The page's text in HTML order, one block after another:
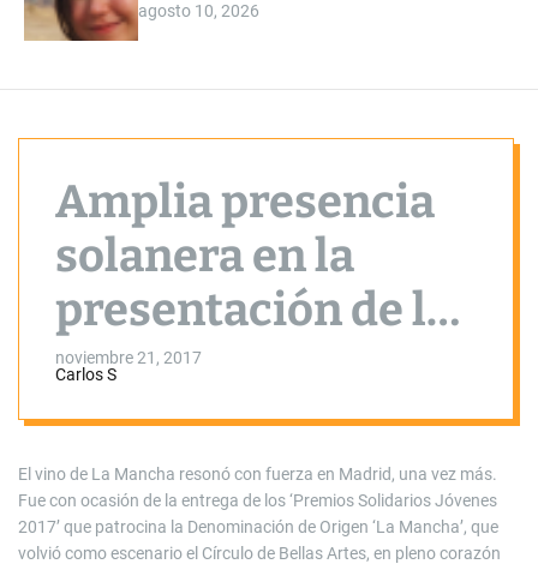
agosto 10, 2026
Amplia presencia
solanera en la
presentación de los
vinos manchegos
en Madrid
noviembre 21, 2017
Carlos S
El vino de La Mancha resonó con fuerza en Madrid, una vez más.
Fue con ocasión de la entrega de los ‘Premios Solidarios Jóvenes
2017’ que patrocina la Denominación de Origen ‘La Mancha’, que
volvió como escenario el Círculo de Bellas Artes, en pleno corazón